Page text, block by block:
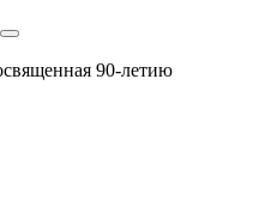
Поиск